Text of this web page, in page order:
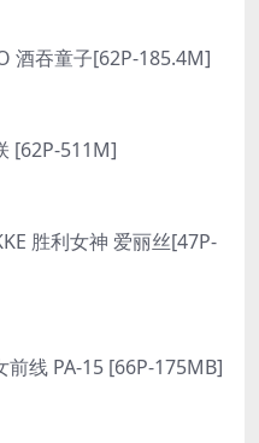
酒吞童子[62P-185.4M]
[62P-511M]
胜利女神 爱丽丝[47P-
线 PA-15 [66P-175MB]